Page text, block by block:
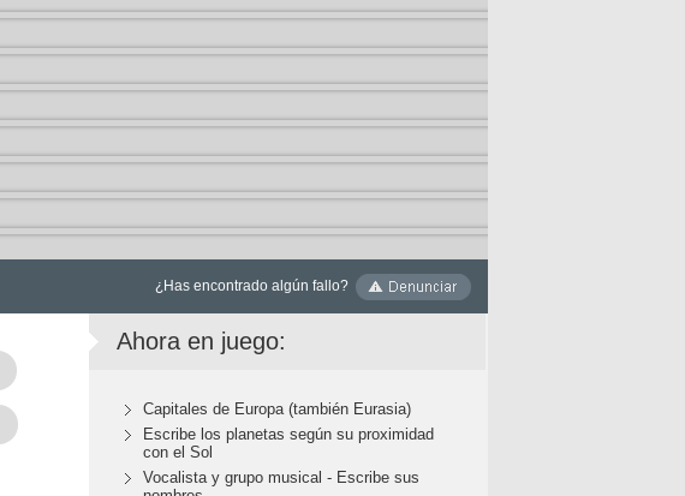
¿Has encontrado algún fallo?
Ahora en juego:
Capitales de Europa (también Eurasia)
Escribe los planetas según su proximidad
con el Sol
Vocalista y grupo musical - Escribe sus